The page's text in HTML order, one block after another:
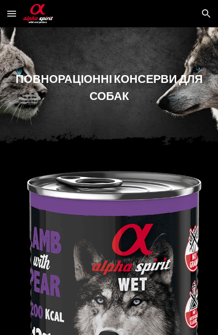
Skip to main content Skip to navigation
ПОВНОРАЦІОННІ КОНСЕРВИ ДЛЯ
СОБАК